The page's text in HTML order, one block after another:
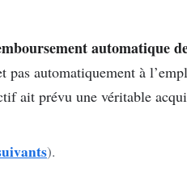
automatique
automatiquement à
ait prévu une véritable
).